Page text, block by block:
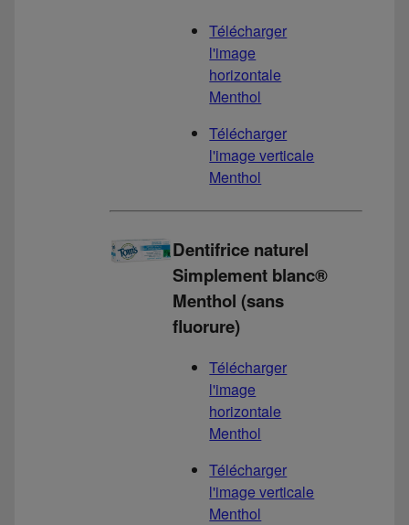
Télécharger
l'image
horizontale
Menthol
Télécharger
l'image verticale
Menthol
Dentifrice naturel
Simplement blanc®
Menthol (sans
fluorure)
Télécharger
l'image
horizontale
Menthol
Télécharger
l'image verticale
Menthol